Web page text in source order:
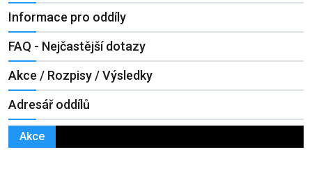
Informace pro oddíly
FAQ - Nejčastější dotazy
Akce / Rozpisy / Výsledky
Adresář oddílů
Akce